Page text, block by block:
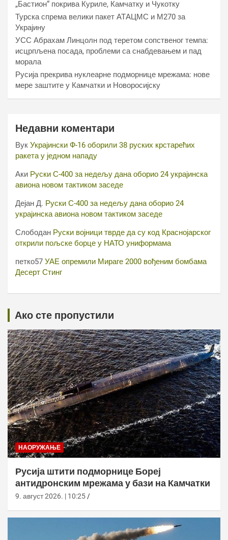
„Бастион“ покрива Куриле, Камчатку и Чукотку
Турска спрема велики пакет АТАЦМС и М270 за
Украјину
УСС Абрахам Линцолн под теретом сопственог темпа:
исцрпљена посада, проблеми са снабдевањем и пад
морала
Русија прекрива нуклеарне подморнице мрежама: нове
мере заштите у Камчатки и Новоросијску
Недавни коментари
Вук Украјински Ф-16 оборили 38 руских крстарећих
ракета у једном нападу
Аки Руски С-400 за недељу дана оборио 24 украјинска
авиона новом тактиком заседе
Дејан Д. Руски С-400 за недељу дана оборио 24
украјинска авиона новом тактиком заседе
Слободан Руски војници тврде да су код Краснојарског
открили пољске борце у НАТО униформама
петко57 УАЕ опремили Мираге 2000 вођеним бомбама
Десерт Стинг
Ако сте пропустили
НАОРУЖАЊЕ
Русија штити подморнице Бореј
антидронским мрежама у бази на Камчатки
9. август 2026. | 10:25